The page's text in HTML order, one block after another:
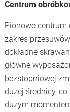
Centrum
Pionowe centrum
zakres
dokładne
główne
bezstopniowej
dużej średnicy,
dużym